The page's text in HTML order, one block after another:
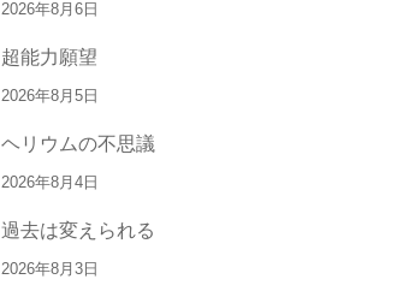
2026年8月6日
超能力願望
2026年8月5日
ヘリウムの不思議
2026年8月4日
過去は変えられる
2026年8月3日